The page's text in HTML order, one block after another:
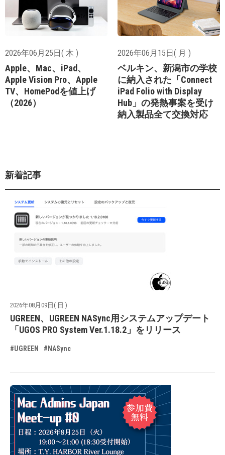
2026年06月25日( 木 )
Apple、Mac、iPad、
Apple Vision Pro、Apple
TV、HomePodを値上げ
（2026）
2026年06月15日( 月 )
ベルキン、新潟市の学校
に納入された「Connect
iPad Folio with Display
Hub」の発熱事案を受け
納入製品全て交換対応
新着記事
2026年08月09日( 日 )
UGREEN、UGREEN NASync用システムアップデート
「UGOS PRO System Ver.1.18.2」をリリース
#UGREEN #NASync